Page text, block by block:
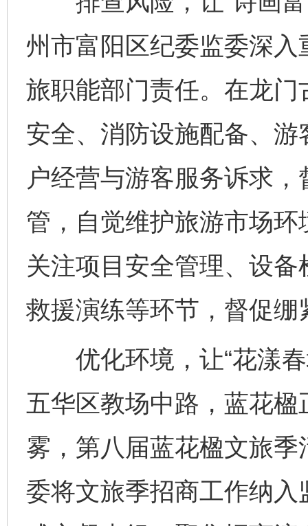
州市富阳区纪委监委深
旅职能部门责任。在龙
安全、消防设施配备、
户经营与游客服务诉求
管，自觉维护旅游市场
关注项目安全管理、设
救援演练等环节，督促绷
优化环境，让“花漾春
五华区教场中路，蓝花
雾，第八届蓝花楹文旅
委将文旅季招商工作纳入